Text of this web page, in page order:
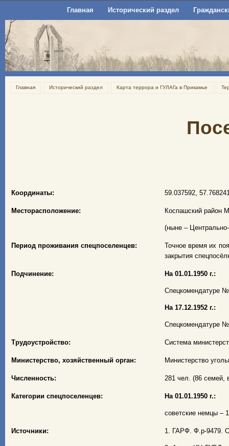
Главная Исторический раздел
Главная Исторический раздел Карта террора и ГУЛАГа в Прикамье
Координаты: 59.037592,
Месторасположение: Коспашский район
(ныне –
Период проживания спецпоселенцев:
Точное время их
закрытия
Подчинение: На 01.01.1950 г.:
Спецкомендатуре
На 17.12.1952 г.:
Спецкомендатуре
Трудоустройство: Система
Министерство, хозяйственный орган: Министерство
Численность: 281 чел. (86 семей,
Категории спецпоселенцев: На 01.01.1950 г.:
советские немцы –
Источники: 1. ГАРФ. Ф.р-9479.